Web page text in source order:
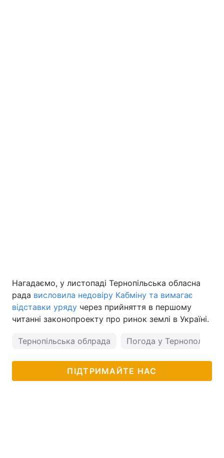
Нагадаємо, у листопаді Тернопільська обласна
рада висловила недовіру Кабміну та вимагає
відставки уряду через прийняття в першому
читанні законопроекту про ринок землі в Україні.
Тернопільська облрада Погода у Тернополі
ПІДТРИМАЙТЕ НАС